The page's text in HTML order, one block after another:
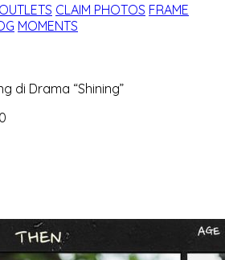
OUTLETS CLAIM PHOTOS FRAME
MOMENTS
di Drama “Shining”